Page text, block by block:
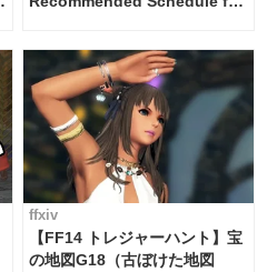
FF14]
ffxiv
【FF14 トレジャーハント】宝
の地図G18（古ぼけた地図